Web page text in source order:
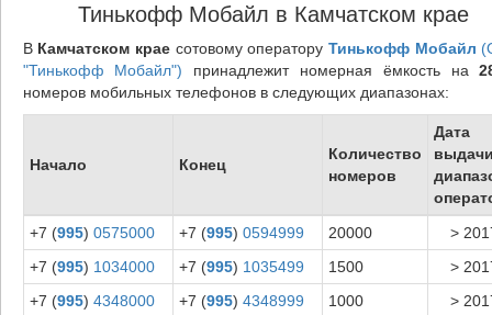
Тинькофф Мобайл в Камчатском крае
В Камчатском краесотовому операторуТинькофф Мобайл
"Тинькофф Мобайл") принадлежит номерная ёмкость на
номеров мобильных телефонов в следующих диапазонах:
Начало Конец
Количество
номеров
Дата
+7 (995) 0575000 +7 (995) 0594999 20000
>
+7 (995) 1034000 +7 (995) 1035499 1500
>
+7 (995) 4348000 +7 (995) 4348999 1000
>